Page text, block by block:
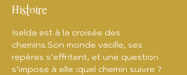
Histoire
Iselda est à la croisée des
chemins.Son monde vacille, ses
repères s’effritent, et une question
s’impose à elle :quel chemin suivre ?